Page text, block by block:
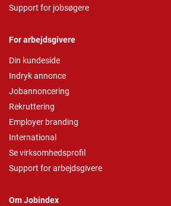
Support for jobsøgere
For arbejdsgivere
Din kundeside
Indryk annonce
Jobannoncering
Rekruttering
Employer branding
International
Se virksomhedsprofil
Support for arbejdsgivere
Om Jobindex